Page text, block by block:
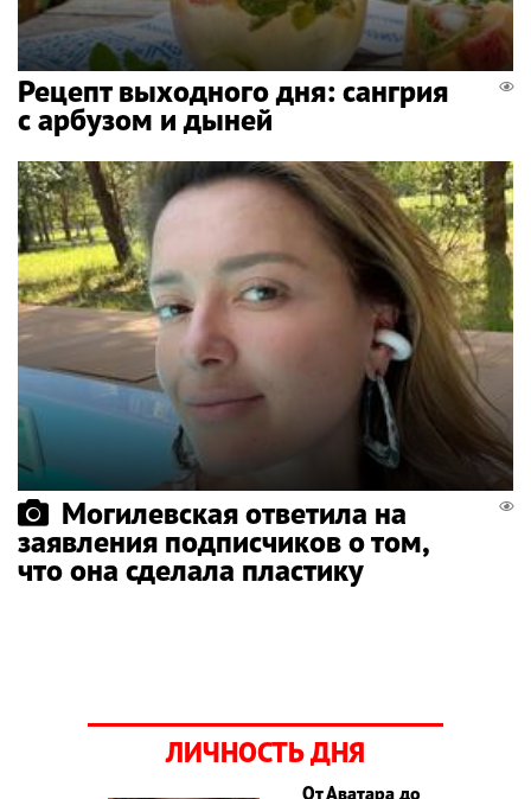
Рецепт выходного дня: сангрия
с арбузом и дыней
Могилевская ответила на
заявления подписчиков о том,
что она сделала пластику
ЛИЧНОСТЬ ДНЯ
От Аватара до